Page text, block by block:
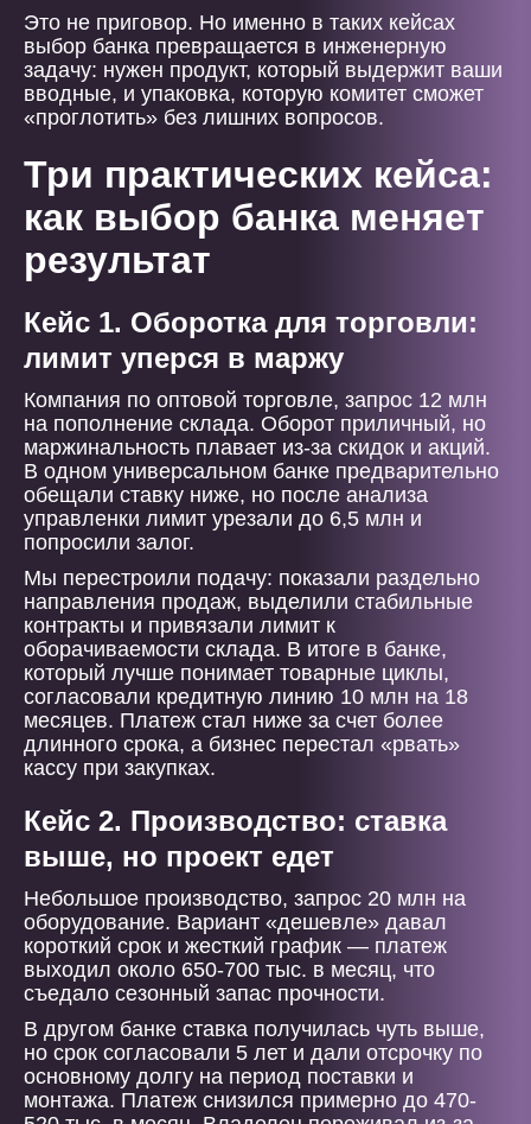
Это не приговор. Но именно в таких кейсах
выбор банка превращается в инженерную
задачу: нужен продукт, который выдержит ваши
вводные, и упаковка, которую комитет сможет
«проглотить» без лишних вопросов.
Три практических кейса:
как выбор банка меняет
результат
Кейс 1. Оборотка для торговли:
лимит уперся в маржу
Компания по оптовой торговле, запрос 12 млн
на пополнение склада. Оборот приличный, но
маржинальность плавает из-за скидок и акций.
В одном универсальном банке предварительно
обещали ставку ниже, но после анализа
управленки лимит урезали до 6,5 млн и
попросили залог.
Мы перестроили подачу: показали раздельно
направления продаж, выделили стабильные
контракты и привязали лимит к
оборачиваемости склада. В итоге в банке,
который лучше понимает товарные циклы,
согласовали кредитную линию 10 млн на 18
месяцев. Платеж стал ниже за счет более
длинного срока, а бизнес перестал «рвать»
кассу при закупках.
Кейс 2. Производство: ставка
выше, но проект едет
Небольшое производство, запрос 20 млн на
оборудование. Вариант «дешевле» давал
короткий срок и жесткий график — платеж
выходил около 650-700 тыс. в месяц, что
съедало сезонный запас прочности.
В другом банке ставка получилась чуть выше,
но срок согласовали 5 лет и дали отсрочку по
основному долгу на период поставки и
монтажа. Платеж снизился примерно до 470-